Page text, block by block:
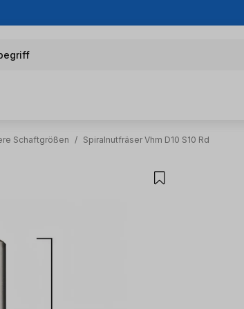
Schaftgrößen / Spiralnutfräser Vhm D10 S10 Rd